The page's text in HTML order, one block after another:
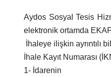
Aydos Sosyal Tesis
elektronik ortamda
İhaleye ilişkin ayrıntılı
İhale Kayıt
1- İdarenin